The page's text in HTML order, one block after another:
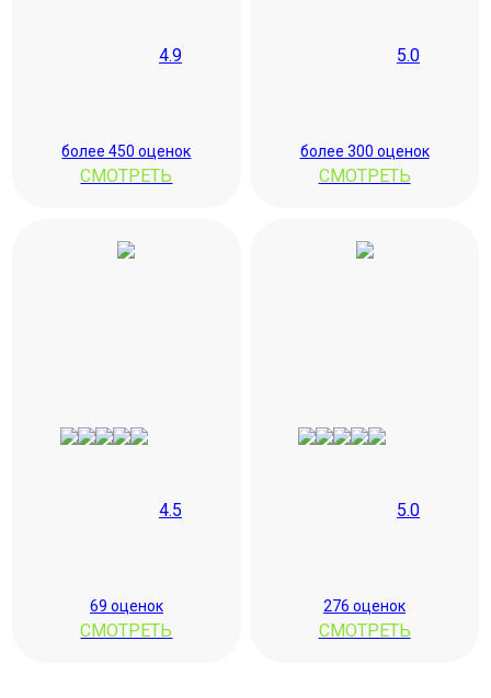
4.9
более 450 оценок
СМОТРЕТЬ
5.0
более 300 оценок
СМОТРЕТЬ
4.5
69 оценок
СМОТРЕТЬ
5.0
276 оценок
СМОТРЕТЬ